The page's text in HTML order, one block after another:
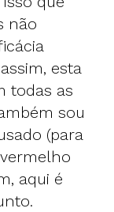
não
esta
todas as
sou
(para
aqui é